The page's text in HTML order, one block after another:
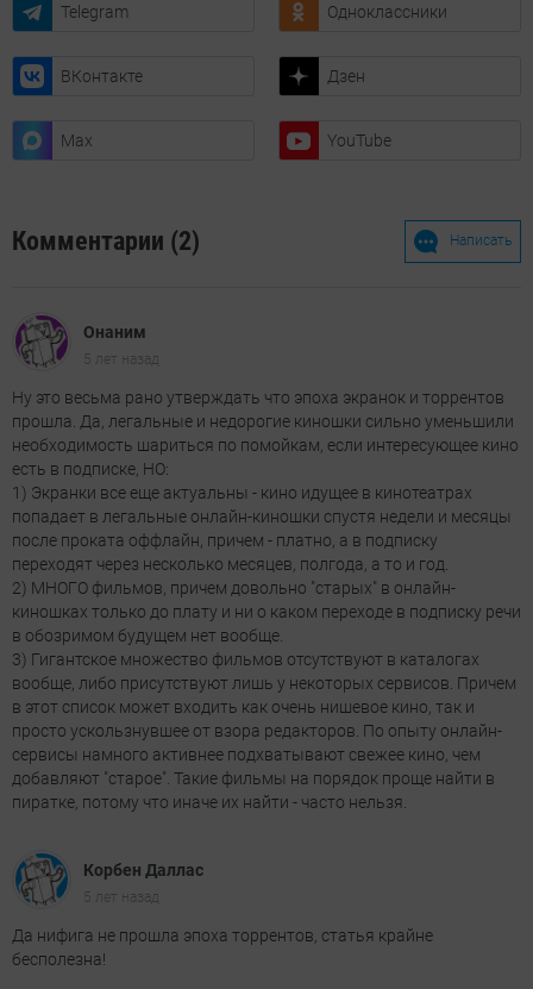
Telegram Одноклассники
ВКонтакте Дзен
Max YouTube
Комментарии (2) Написать
Онаним
5 лет назад
Ну это весьма рано утверждать что эпоха экранок и торрентов
прошла. Да, легальные и недорогие киношки сильно уменьшили
необходимость шариться по помойкам, если интересующее кино
есть в подписке, НО:
1) Экранки все еще актуальны - кино идущее в кинотеатрах
попадает в легальные онлайн-киношки спустя недели и месяцы
после проката оффлайн, причем - платно, а в подписку
переходят через несколько месяцев, полгода, а то и год.
2) МНОГО фильмов, причем довольно "старых" в онлайн-
киношках только до плату и ни о каком переходе в подписку речи
в обозримом будущем нет вообще.
3) Гигантское множество фильмов отсутствуют в каталогах
вообще, либо присутствуют лишь у некоторых сервисов. Причем
в этот список может входить как очень нишевое кино, так и
просто ускользнувшее от взора редакторов. По опыту онлайн-
сервисы намного активнее подхватывают свежее кино, чем
добавляют "старое". Такие фильмы на порядок проще найти в
пиратке, потому что иначе их найти - часто нельзя.
Корбен Даллас
5 лет назад
Да нифига не прошла эпоха торрентов, статья крайне
бесполезна!